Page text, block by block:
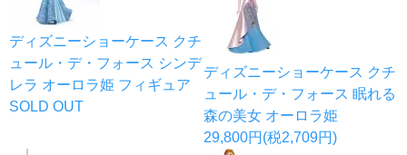
ディズニーショーケース クチ
ュール・デ・フォース シンデ
レラ オーロラ姫 フィギュア
SOLD OUT
ディズニーショーケース クチ
ュール・デ・フォース 眠れる
森の美女 オーロラ姫
29,800円(税2,709円)